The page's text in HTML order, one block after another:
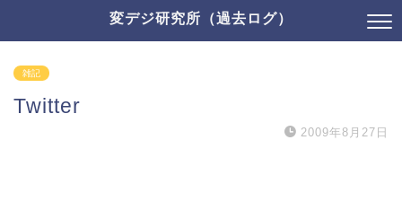
変デジ研究所（過去ログ）
雑記
Twitter
2009年8月27日